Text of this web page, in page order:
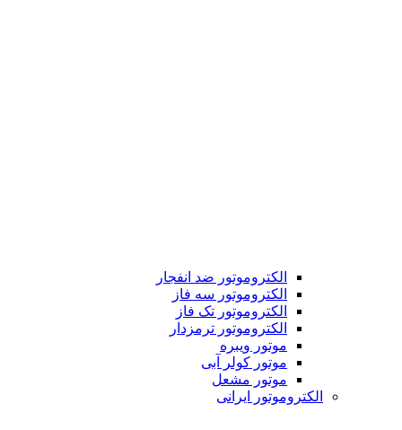
الکتروموتور ضد انفجار
الکتروموتور سه فاز
الکتروموتور تک فاز
الکتروموتور ترمزدار
موتور ویبره
موتور کولر آبی
موتور مشعل
الکتروموتور ایرانی